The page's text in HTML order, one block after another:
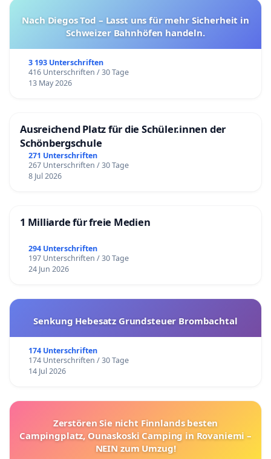
Nach Diegos Tod – Lasst uns für mehr Sicherheit in
Schweizer Bahnhöfen handeln.
3 193 Unterschriften
416 Unterschriften / 30 Tage
13 May 2026
Ausreichend Platz für die Schüler.innen der
Schönbergschule
271 Unterschriften
267 Unterschriften / 30 Tage
8 Jul 2026
1 Milliarde für freie Medien
294 Unterschriften
197 Unterschriften / 30 Tage
24 Jun 2026
Senkung Hebesatz Grundsteuer Brombachtal
174 Unterschriften
174 Unterschriften / 30 Tage
14 Jul 2026
Zerstören Sie nicht Finnlands besten
Campingplatz, Ounaskoski Camping in Rovaniemi –
NEIN zum Umzug!